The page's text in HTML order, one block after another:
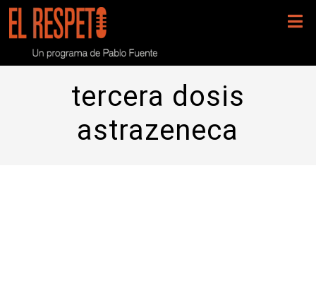
tercera dosis
astrazeneca